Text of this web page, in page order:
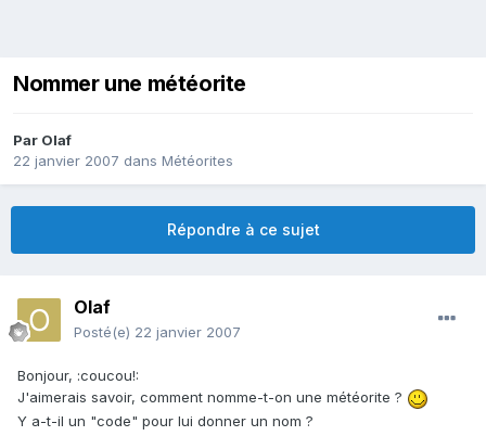
Nommer une météorite
Par Olaf
22 janvier 2007 dans Météorites
Répondre à ce sujet
Olaf
Posté(e) 22 janvier 2007
Bonjour, :coucou!:
J'aimerais savoir, comment nomme-t-on une météorite ?
Y a-t-il un "code" pour lui donner un nom ?